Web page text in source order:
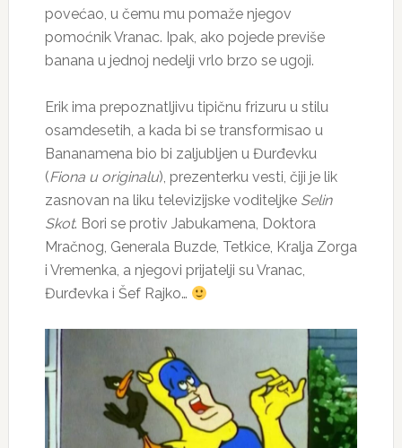
povećao, u čemu mu pomaže njegov
pomoćnik Vranac. Ipak, ako pojede previše
banana u jednoj nedelji vrlo brzo se ugoji.
Erik ima prepoznatljivu tipičnu frizuru u stilu
osamdesetih, a kada bi se transformisao u
Bananamena bio bi zaljubljen u Đurđevku
(Fiona u originalu), prezenterku vesti, čiji je lik
zasnovan na liku televizijske voditeljke Selin
Skot. Bori se protiv Jabukamena, Doktora
Mračnog, Generala Buzde, Tetkice, Kralja Zorga
i Vremenka, a njegovi prijatelji su Vranac,
Đurđevka i Šef Rajko…